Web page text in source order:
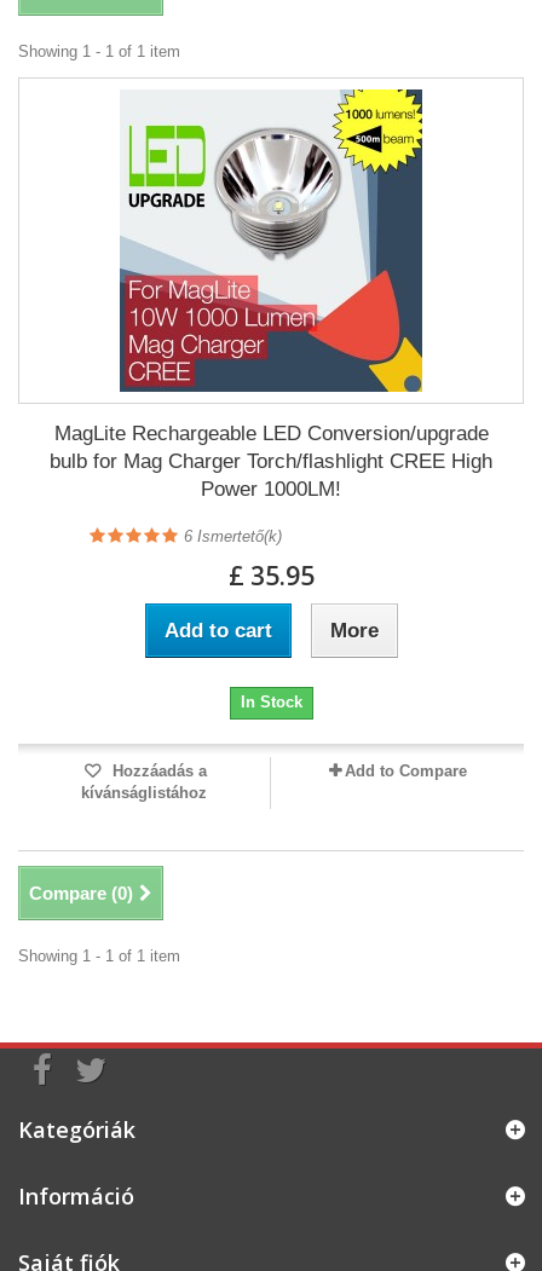
Showing 1 - 1 of 1 item
MagLite Rechargeable LED Conversion/upgrade
bulb for Mag Charger Torch/flashlight CREE High
Power 1000LM!
6 Ismertető(k)
£ 35.95
Add to cart More
In Stock
Hozzáadás a
kívánságlistához
Add to Compare
Compare (0)
Showing 1 - 1 of 1 item
Kategóriák
Információ
Saját fiók